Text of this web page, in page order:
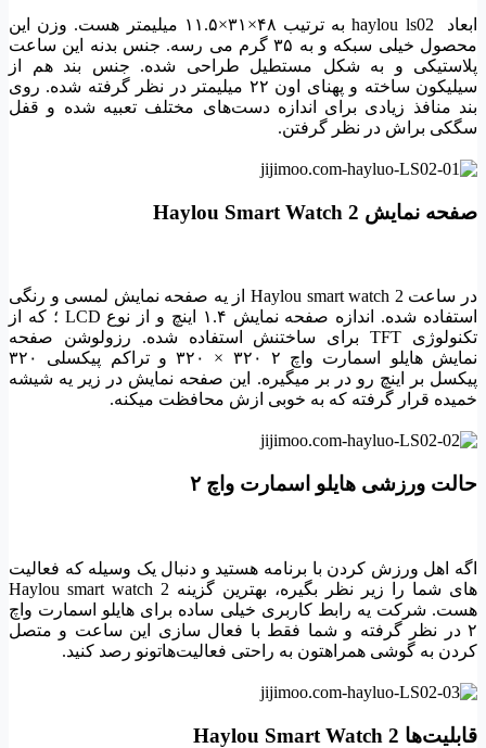
ابعاد haylou ls02 به ترتیب ۴۸×۳۱×۱۱.۵ میلیمتر هست. وزن این
محصول خیلی سبکه و به ۳۵ گرم می رسه. جنس بدنه این ساعت
پلاستیکی و به شکل مستطیل طراحی شده. جنس بند هم از
سیلیکون ساخته و پهنای اون ۲۲ میلیمتر در نظر گرفته شده. روی
بند منافذ زیادی برای اندازه دست‌های مختلف تعبیه شده و قفل
سگکی براش در نظر گرفتن.
صفحه نمایش Haylou Smart Watch 2
در ساعت Haylou smart watch 2 از یه صفحه نمایش لمسی و رنگی
استفاده شده. اندازه صفحه نمایش ۱.۴ اینچ و از نوع LCD ؛ که از
تکنولوژی TFT برای ساختنش استفاده شده. رزولوشن صفحه
نمایش هایلو اسمارت واچ ۲ ۳۲۰ × ۳۲۰ و تراکم پیکسلی ۳۲۰
پیکسل بر اینچ رو در بر میگیره. این صفحه نمایش در زیر یه شیشه
خمیده قرار گرفته که به خوبی ازش محافظت میکنه.
حالت ورزشی هایلو اسمارت واچ ۲
اگه اهل ورزش کردن با برنامه هستید و دنبال یک وسیله که فعالیت
های شما را زیر نظر بگیره، بهترین گزینه Haylou smart watch 2
هست. شرکت یه رابط کاربری خیلی ساده برای هایلو اسمارت واچ
۲ در نظر گرفته و شما فقط با فعال سازی این ساعت و متصل
کردن به گوشی همراهتون به راحتی فعالیت‌هاتونو رصد کنید.
قابلیت‌ها Haylou Smart Watch 2